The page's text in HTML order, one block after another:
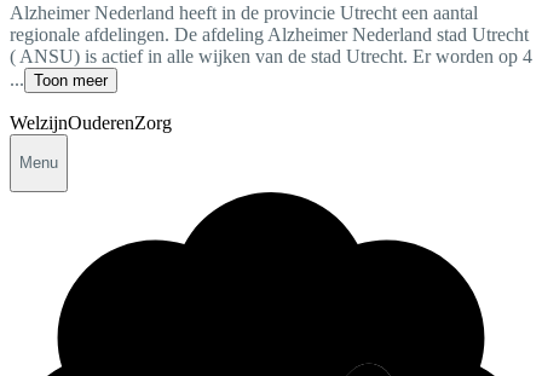
Alzheimer Nederland heeft in de provincie Utrecht een aantal
regionale afdelingen. De afdeling Alzheimer Nederland stad Utrecht
( ANSU) is actief in alle wijken van de stad Utrecht. Er worden op 4
... Toon meer
WelzijnOuderenZorg
Menu